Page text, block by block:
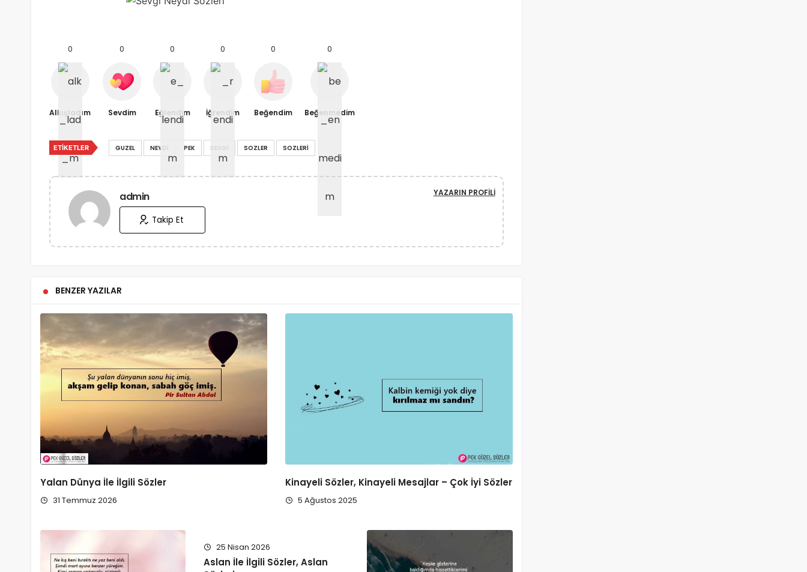
0
Alkışladım
0
Sevdim
0
Eğlendim
0
İğrendim
0
Beğendim
0
Beğenmedim
ETIKETLER GUZEL NEYDI PEK SEVGI SOZLER SOZLERI
admin YAZARIN PROFILI
Takip Et
BENZER YAZILAR
Yalan Dünya İle İlgili Sözler
31 Temmuz 2026
Kinayeli Sözler, Kinayeli Mesajlar – Çok İyi Sözler
5 Ağustos 2025
25 Nisan 2026
Aslan İle İlgili Sözler, Aslan